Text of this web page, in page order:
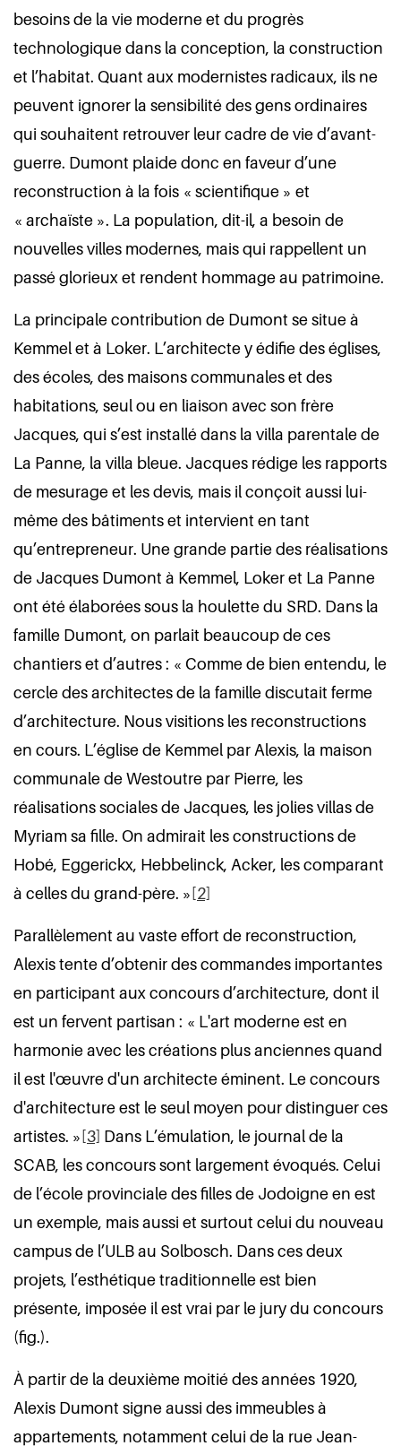
besoins de la vie moderne et du progrès
technologique dans la conception, la construction
et l’habitat. Quant aux modernistes radicaux, ils ne
peuvent ignorer la sensibilité des gens ordinaires
qui souhaitent retrouver leur cadre de vie d’avant-
guerre. Dumont plaide donc en faveur d’une
reconstruction à la fois « scientifique » et
« archaïste ». La population, dit-il, a besoin de
nouvelles villes modernes, mais qui rappellent un
passé glorieux et rendent hommage au patrimoine.
La principale contribution de Dumont se situe à
Kemmel et à Loker. L’architecte y édifie des églises,
des écoles, des maisons communales et des
habitations, seul ou en liaison avec son frère
Jacques, qui s’est installé dans la villa parentale de
La Panne, la villa bleue. Jacques rédige les rapports
de mesurage et les devis, mais il conçoit aussi lui-
même des bâtiments et intervient en tant
qu’entrepreneur. Une grande partie des réalisations
de Jacques Dumont à Kemmel, Loker et La Panne
ont été élaborées sous la houlette du SRD. Dans la
famille Dumont, on parlait beaucoup de ces
chantiers et d’autres : « Comme de bien entendu, le
cercle des architectes de la famille discutait ferme
d’architecture. Nous visitions les reconstructions
en cours. L’église de Kemmel par Alexis, la maison
communale de Westoutre par Pierre, les
réalisations sociales de Jacques, les jolies villas de
Myriam sa fille. On admirait les constructions de
Hobé, Eggerickx, Hebbelinck, Acker, les comparant
à celles du grand-père. »[2]
Parallèlement au vaste effort de reconstruction,
Alexis tente d’obtenir des commandes importantes
en participant aux concours d’architecture, dont il
est un fervent partisan : « L'art moderne est en
harmonie avec les créations plus anciennes quand
il est l'œuvre d'un architecte éminent. Le concours
d'architecture est le seul moyen pour distinguer ces
artistes. »[3] Dans L’émulation, le journal de la
SCAB, les concours sont largement évoqués. Celui
de l’école provinciale des filles de Jodoigne en est
un exemple, mais aussi et surtout celui du nouveau
campus de l’ULB au Solbosch. Dans ces deux
projets, l’esthétique traditionnelle est bien
présente, imposée il est vrai par le jury du concours
(fig.).
À partir de la deuxième moitié des années 1920,
Alexis Dumont signe aussi des immeubles à
appartements, notamment celui de la rue Jean-